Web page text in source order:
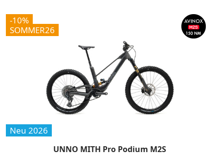
-10%
SOMMER26
Neu 2026
UNNO MITH Pro Podium M2S